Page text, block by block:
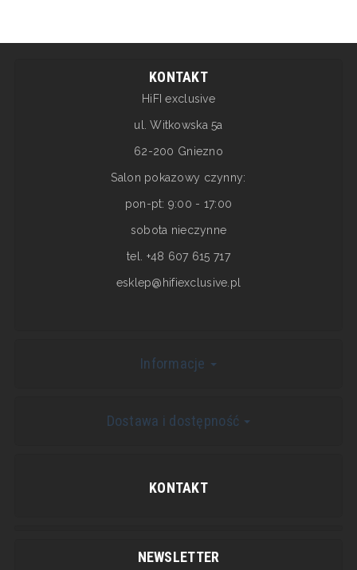
KONTAKT
HiFI exclusive
ul. Witkowska 5a
62-200 Gniezno
Salon pokazowy czynny:
pon-pt: 9:00 - 17:00
sobota nieczynne
tel. +48 607 615 717
esklep@hifiexclusive.pl
Informacje
Dostawa i dostępność
KONTAKT
NEWSLETTER